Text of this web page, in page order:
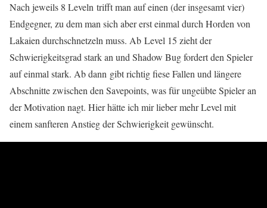
Nach jeweils 8 Leveln trifft man auf einen (der insgesamt vier)
Endgegner, zu dem man sich aber erst einmal durch Horden von
Lakaien durchschnetzeln muss. Ab Level 15 zieht der
Schwierigkeitsgrad stark an und Shadow Bug fordert den Spieler
auf einmal stark. Ab dann gibt richtig fiese Fallen und längere
Abschnitte zwischen den Savepoints, was für ungeübte Spieler an
der Motivation nagt. Hier hätte ich mir lieber mehr Level mit
einem sanfteren Anstieg der Schwierigkeit gewünscht.